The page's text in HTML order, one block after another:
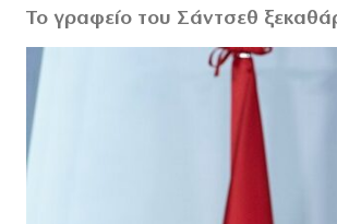
Το γραφείο του Σάντσεθ